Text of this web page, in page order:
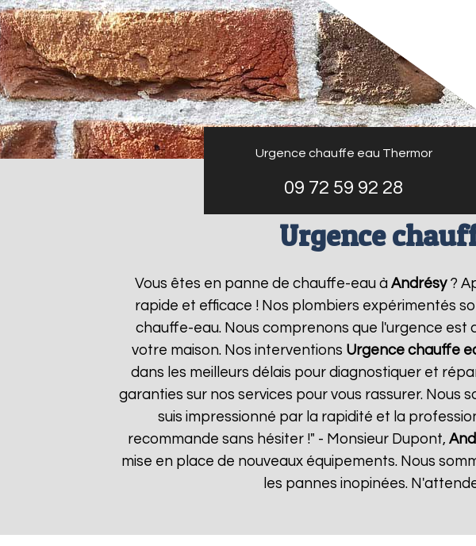
Urgence chauffe eau Thermor
09 72 59 92 28
Urgence
Vous êtes en panne de chauffe-eau à Andrésy?
rapide et efficace ! Nos plombiers expérimentés
chauffe-eau. Nous comprenons que l'urgence est
votre maison. Nos interventions Urgence chauffe
dans les meilleurs délais pour diagnostiquer et
garanties sur nos services pour vous rassurer. Nous
suis impressionné par la rapidité et la
recommande sans hésiter !" - Monsieur Dupont,
mise en place de nouveaux équipements. Nous
les pannes inopinées.